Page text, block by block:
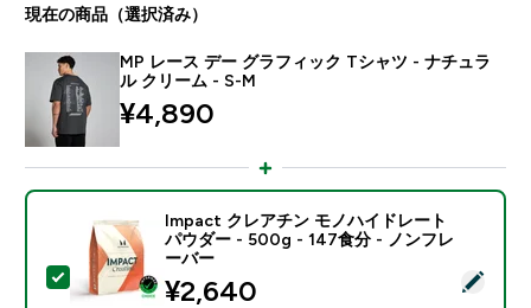
現在の商品（選択済み）
MP レース デー グラフィック Tシャツ - ナチュラ
ル クリーム - S-M
¥4,890‎
この商品を選択 - Impact クレアチン モノハイドレ
Impact クレアチン モノハイドレート
パウダー - 500g - 147食分 - ノンフレ
ーバー
discounted price
¥2,640‎